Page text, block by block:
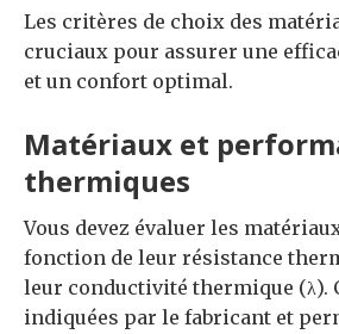
Les critères de choix des
cruciaux pour assurer une
et un confort optimal.
Matériaux et
thermiques
Vous devez évaluer les
fonction de leur résistance
leur conductivité thermique (λ).
indiquées par le fabricant et